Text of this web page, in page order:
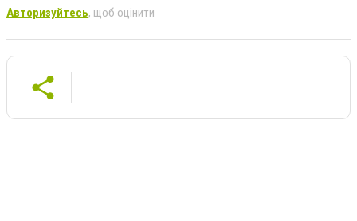
Авторизуйтесь, щоб оцінити